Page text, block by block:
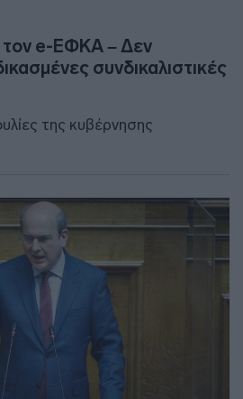
τον e-ΕΦΚΑ – Δεν
συνδικαλιστικές
της κυβέρνησης